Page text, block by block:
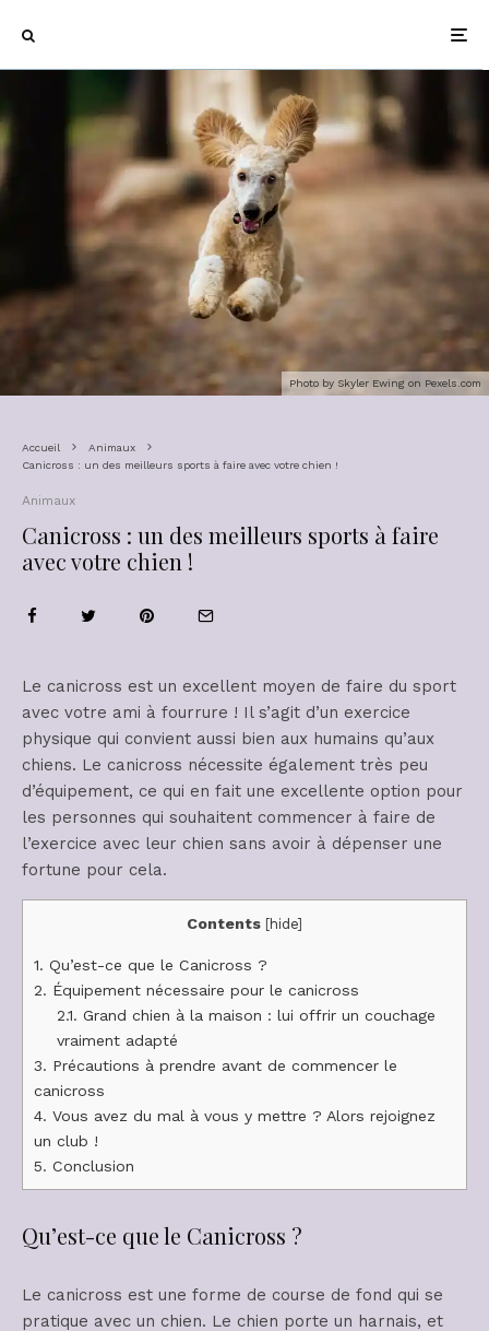
Photo by Skyler Ewing on Pexels.com
Accueil
Animaux
Canicross : un des meilleurs sports à faire avec votre chien !
Animaux
Canicross : un des meilleurs sports à faire
avec votre chien !
Le canicross est un excellent moyen de faire du sport
avec votre ami à fourrure ! Il s’agit d’un exercice
physique qui convient aussi bien aux humains qu’aux
chiens. Le canicross nécessite également très peu
d’équipement, ce qui en fait une excellente option pour
les personnes qui souhaitent commencer à faire de
l’exercice avec leur chien sans avoir à dépenser une
fortune pour cela.
Contents [hide]
1. Qu’est-ce que le Canicross ?
2. Équipement nécessaire pour le canicross
2.1. Grand chien à la maison : lui offrir un couchage
vraiment adapté
3. Précautions à prendre avant de commencer le
canicross
4. Vous avez du mal à vous y mettre ? Alors rejoignez
un club !
5. Conclusion
Qu’est-ce que le Canicross ?
Le canicross est une forme de course de fond qui se
pratique avec un chien. Le chien porte un harnais, et